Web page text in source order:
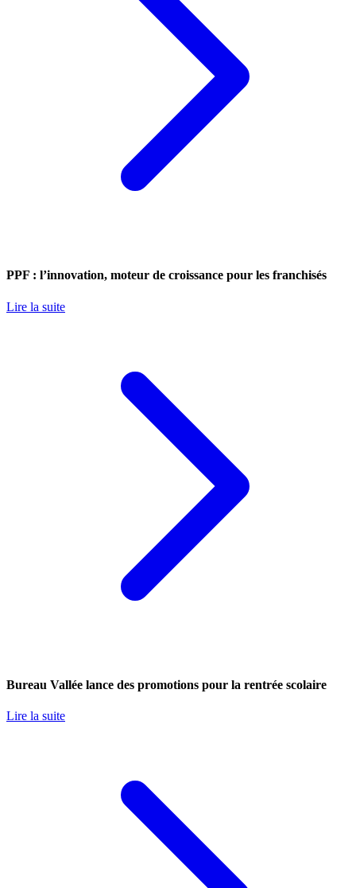
PPF : l’innovation, moteur de croissance pour les franchisés
Lire la suite
Bureau Vallée lance des promotions pour la rentrée scolaire
Lire la suite